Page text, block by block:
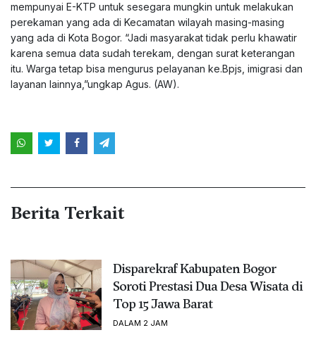
mempunyai E-KTP untuk sesegara mungkin untuk melakukan
perekaman yang ada di Kecamatan wilayah masing-masing
yang ada di Kota Bogor. “Jadi masyarakat tidak perlu khawatir
karena semua data sudah terekam, dengan surat keterangan
itu. Warga tetap bisa mengurus pelayanan ke.Bpjs, imigrasi dan
layanan lainnya,”ungkap Agus. (AW).
Berita Terkait
Disparekraf Kabupaten Bogor
Soroti Prestasi Dua Desa Wisata di
Top 15 Jawa Barat
DALAM 2 JAM